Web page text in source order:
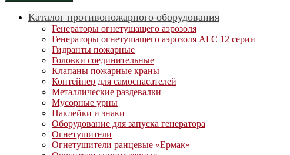
Каталог противопожарного оборудования
Генераторы огнетушащего аэрозоля
Генераторы огнетушащего аэрозоля АГС 12 серии
Гидранты пожарные
Головки соединительные
Клапаны пожарные краны
Контейнер для самоспасателей
Металлические раздевалки
Мусорные урны
Наклейки и знаки
Оборудование для запуска генератора
Огнетушители
Огнетушители ранцевые «Ермак»